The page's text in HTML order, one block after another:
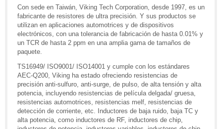
Con sede en Taiwán, Viking Tech Corporation, desde 1997, es un
fabricante de resistores de ultra precisión. Y sus productos se
utilizan en aplicaciones automotrices y de dispositivos
electrónicos, con una tolerancia de fabricación de hasta 0.01% y
un TCR de hasta 2 ppm en una amplia gama de tamaños de
paquete.
TS16949/ ISO9001/ ISO14001 y cumple con los estándares
AEC-Q200, Viking ha estado ofreciendo resistencias de
precisión anti-sulfuro, anti-surge, de pulso, de alta tensión y alta
potencia, incluyendo resistencias de película delgada/ gruesa,
resistencias automotrices, resistencias melf, resistencias de
detección de corriente, etc. Inductores de baja ruido, baja TC y
alta potencia, como inductores de RF, inductores de chip,